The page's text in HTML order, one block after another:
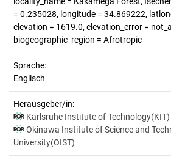
= 0.235028, longitude = 34.869222,
elevation = 1619.0, elevation_error =
biogeographic_region = Afrotropic
Sprache:
Englisch
Herausgeber/in:
Karlsruhe Institute of Technology(KIT)
Okinawa Institute of Science and
University(OIST)